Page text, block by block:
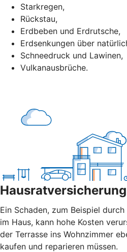
Starkregen,
Rückstau,
Erdbeben und Erdrutsche,
Erdsenkungen über
Schneedruck und Lawinen,
Vulkanausbrüche.
Hausratversicherung
Ein Schaden, zum Beispiel
im Haus, kann hohe Kosten
der Terrasse ins Wohnzimmer
kaufen und reparieren müssen.